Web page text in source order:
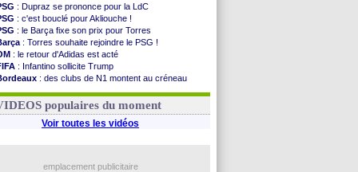
: Dupraz se prononce pour la LdC
: c'est bouclé pour Akliouche !
: le Barça fixe son prix pour Torres
: Torres souhaite rejoindre le PSG !
: le retour d'Adidas est acté
: Infantino sollicite Trump
: des clubs de N1 montent au créneau
: le démenti de Leipzig pour Diomandé
populaires du moment
Voir toutes les vidéos
emplacement publicitaire